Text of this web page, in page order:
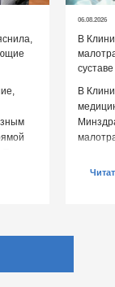
06.08.2026
В
суставе
В